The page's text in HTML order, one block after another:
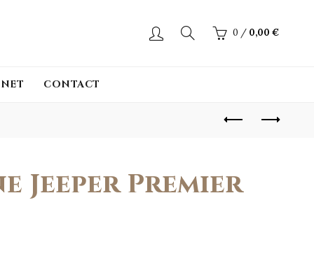
0 / 0,00 €
CONTACT
Jeeper Premier